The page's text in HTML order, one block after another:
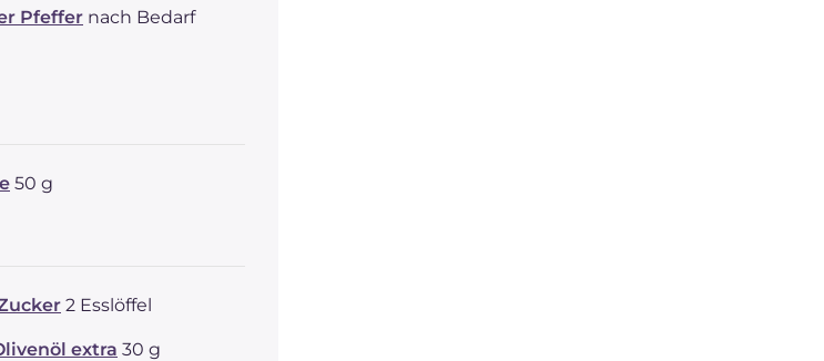
Pfeffer nach Bedarf
50 g
2 Esslöffel
extra 30 g